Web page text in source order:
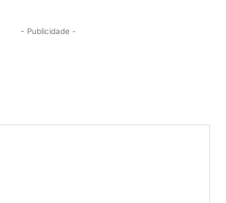
- Publicidade -